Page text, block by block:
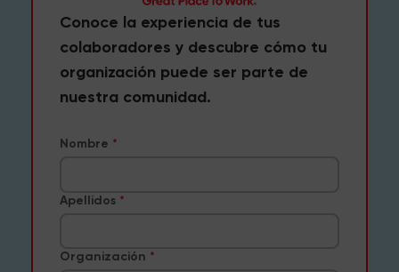
Conoce la experiencia de tus
colaboradores y descubre cómo tu
organización puede ser parte de
nuestra comunidad.
Nombre
Apellidos
Organización